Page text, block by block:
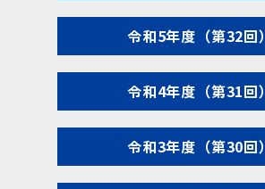
令和5年度（第32回）
令和4年度（第31回）
令和3年度（第30回）